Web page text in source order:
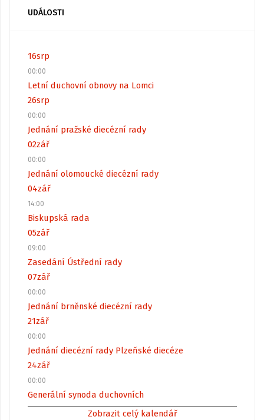
UDÁLOSTI
16srp
00:00
Letní duchovní obnovy na Lomci
26srp
00:00
Jednání pražské diecézní rady
02zář
00:00
Jednání olomoucké diecézní rady
04zář
14:00
Biskupská rada
05zář
09:00
Zasedání Ústřední rady
07zář
00:00
Jednání brněnské diecézní rady
21zář
00:00
Jednání diecézní rady Plzeňské diecéze
24zář
00:00
Generální synoda duchovních
Zobrazit celý kalendář